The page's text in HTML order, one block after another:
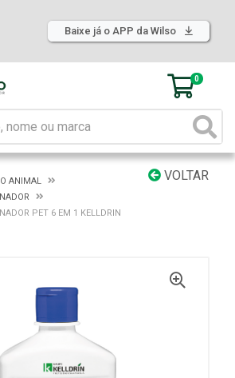
Baixe já o APP da Wilso
0
VOLTAR
ANIMAL
PET 6 EM 1 KELLDRIN